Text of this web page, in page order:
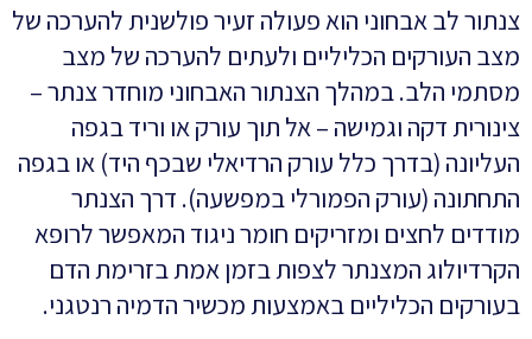
צנתור לב אבחוני הוא פעולה זעיר פולשנית להערכה של
מצב העורקים הכליליים ולעתים להערכה של מצב
מסתמי הלב. במהלך הצנתור האבחוני מוחדר צנתר –
צינורית דקה וגמישה – אל תוך עורק או וריד בגפה
העליונה (בדרך כלל עורק הרדיאלי שבכף היד) או בגפה
התחתונה (עורק הפמורלי במפשעה). דרך הצנתר
מודדים לחצים ומזריקים חומר ניגוד המאפשר לרופא
הקרדיולוג המצנתר לצפות בזמן אמת בזרימת הדם
בעורקים הכליליים באמצעות מכשיר הדמיה רנטגני.